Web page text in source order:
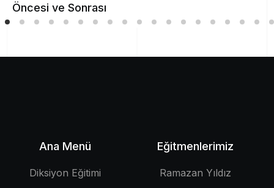
Öncesi ve Sonrası
Ana Menü
Diksiyon Eğitimi
Eğitmenlerimiz
Ramazan Yıldız